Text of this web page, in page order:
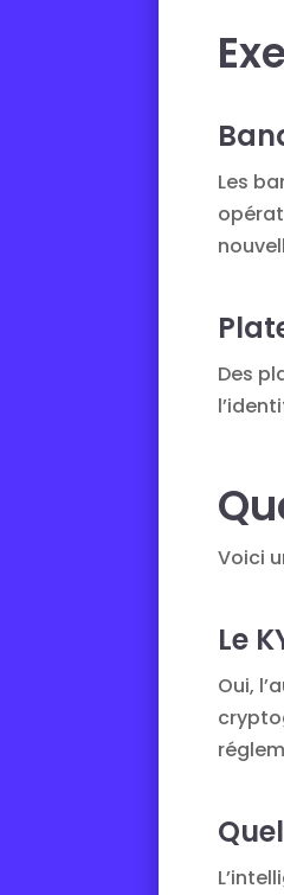
Les
Des
Voici
Le
Oui,